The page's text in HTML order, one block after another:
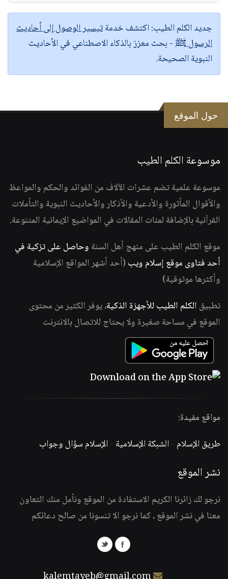
جديد الكلم الطيب:اكتشف خدمةتيسير الوصول إلى أحاديث
الرسول ﷺ - بحث معزز بالذكاء الاصطناعي في الأحاديث
النبوية الصحيحة.
حول الموقع
موسوعة الكلم الطيب
موسوعة علمية تضم عشرات الآلاف من الفوائد والحكم والمواعظ
والأقوال المأثورة والأدعية والأذكار والأحاديث النبوية والتأملات
القرآنية بالإضافة لمئات المقالات في المواضيع الإيمانية المتنوعة.
موقع الكلم الطيب على منهج أهل السنة وحاصل على تزكية في
أحد فتاوى موقع إسلام ويب (أحد أشهر المواقع الإسلامية
وأكثرها موثوقية)
تطبيق الكلم الطيب للأجهزة الذكية، يوفر الكثير من محتوى
الموقع في مساحة صغيرة ولا يحتاج للاتصال بالانترنت
مواقع مفيدة:
طريق الإسلام -الشبكة الإسلامية -الإسلام سؤال وجواب
نشر الموقع
نرجو لك زائرنا الكريم الاستفادة من الموقع ونأمل منك التعاون
معنا في نشر الموقع ، كما نرجو الا تنسونا من صالح دعائكم